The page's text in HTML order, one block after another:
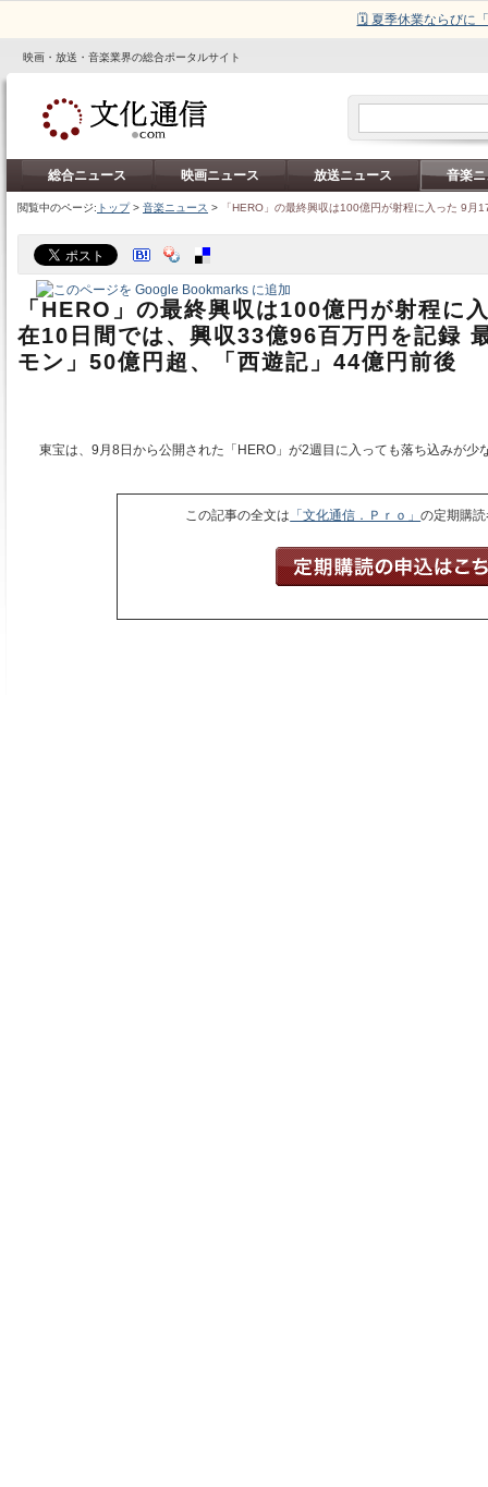
🗓️ 夏季休業ならびに
映画・放送・音楽業界の総合ポータルサイト
総合ニュース 映画ニュース 放送ニュース 音楽
閲覧中のページ: トップ> 音楽ニュース > 「HERO」の最終興収は100億円が射程に入った 9
「HERO」の最終興収は100億円が射程に
在10日間では、興収33億96百万円を記録
モン」50億円超、「西遊記」44億円前後
東宝は、9月8日から公開された「HERO」が2週目に入っても落ち込みが
この記事の全文は 「文化通信．Ｐｒｏ」の定期購